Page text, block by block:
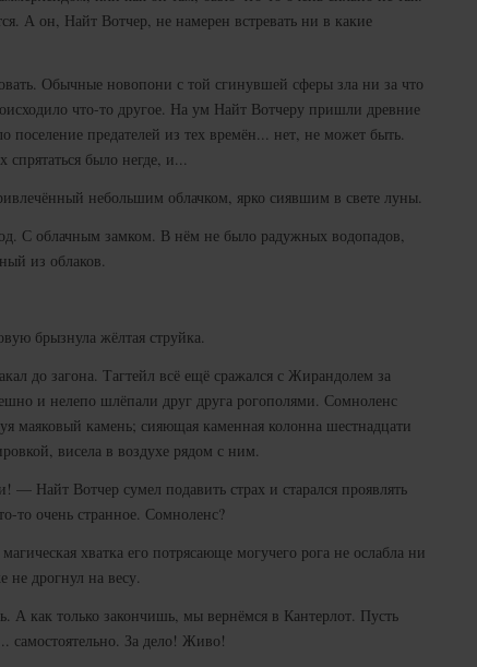
А он, Найт Вотчер, не намерен встревать ни в какие
Обычные новопони с той сгинувшей сферы зла ни за что
что-то другое. На ум Найт Вотчеру пришли древние
поселение предателей из тех времён... нет, не может быть.
было негде, и...
небольшим облачком, ярко сиявшим в свете луны.
С облачным замком. В нём не было радужных водопадов,
из облаков.
брызнула жёлтая струйка.
до загона. Тагтейл всё ещё сражался с Жирандолем за
и нелепо шлёпали друг друга рогополями. Сомноленс
маяковый камень; сияющая каменная колонна шестнадцати
висела в воздухе рядом с ним.
Найт Вотчер сумел подавить страх и старался проявлять
то очень странное. Сомноленс?
хватка его потрясающе могучего рога не ослабла ни
дрогнул на весу.
как только закончишь, мы вернёмся в Кантерлот. Пусть
самостоятельно. За дело! Живо!